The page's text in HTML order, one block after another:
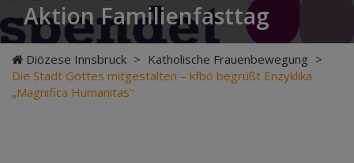
Aktion Familienfasttag
Diözese Innsbruck > Katholische Frauenbewegung >
Die Stadt Gottes mitgestalten – kfbö begrüßt Enzyklika
„Magnifica Humanitas"